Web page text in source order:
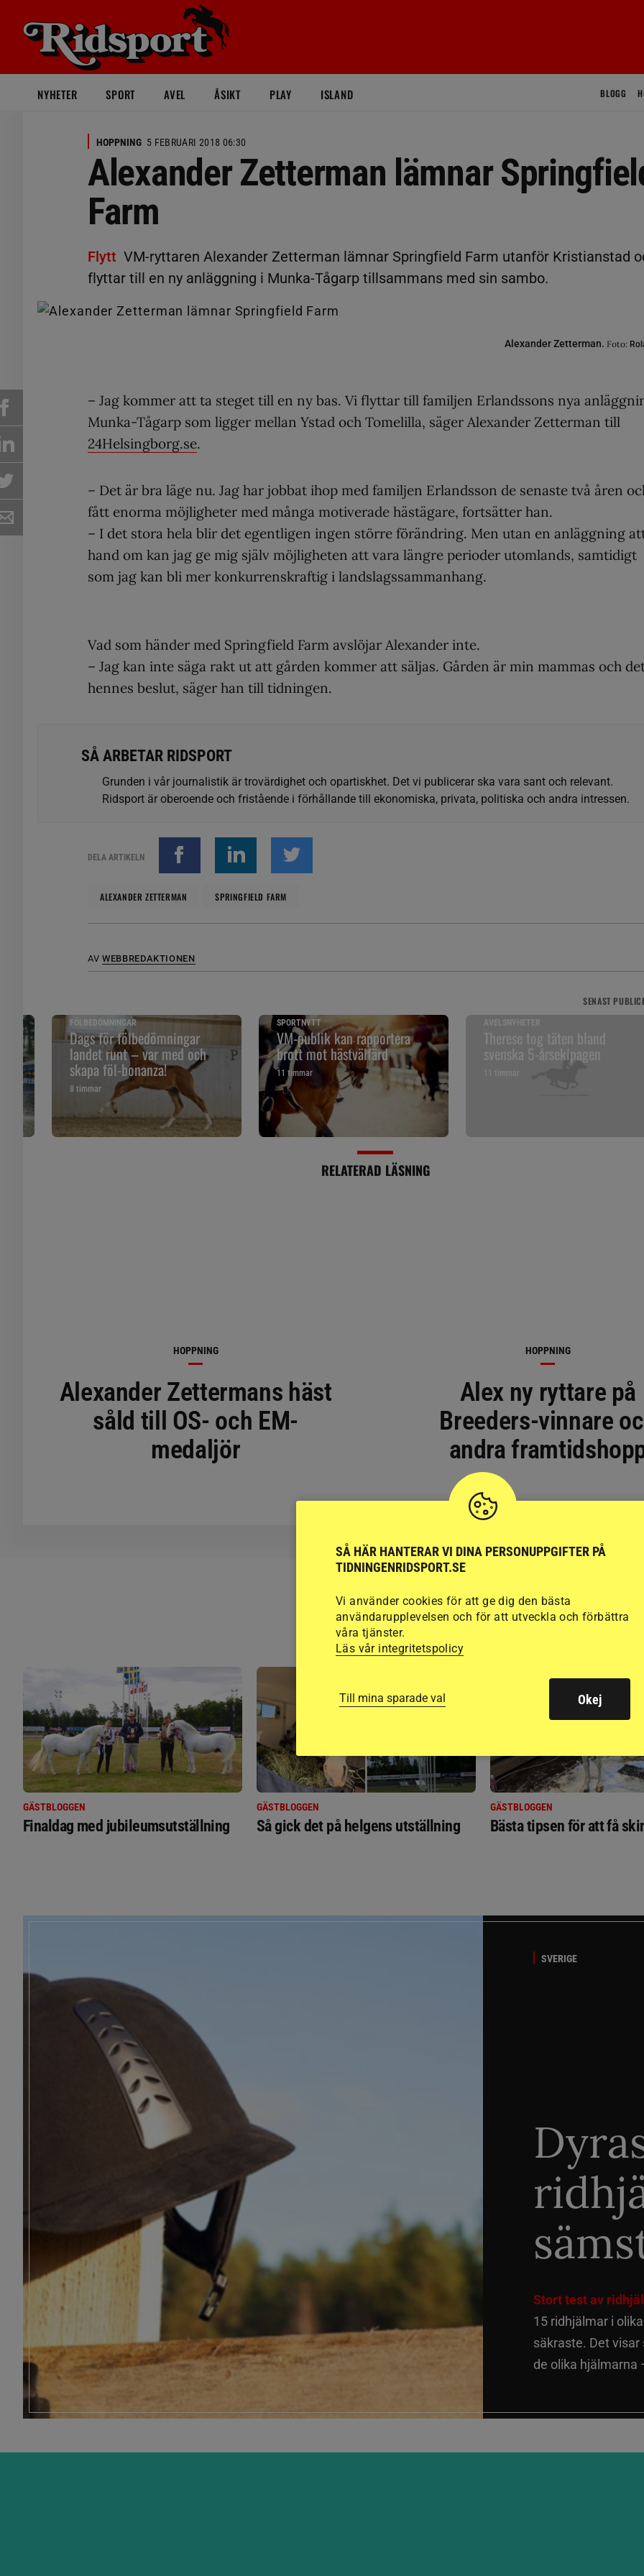
NYHETER SPORT AVEL ÅSIKT PLAY ISLAND BLOGG
HOPPNING 5 FEBRUARI 2018 06:30
Alexander Zetterman lämnar
Farm
Flytt VM-ryttaren Alexander Zetterman lämnar Springfield Farm utanför Kristianstad
flyttar till en ny anläggning i Munka-Tågarp tillsammans med sin sambo.
Alexander Zetterman. Foto:
– Jag kommer att ta steget till en ny bas. Vi flyttar till familjen Erlandssons nya
Munka-Tågarp som ligger mellan Ystad och Tomelilla, säger Alexander Zetterman till
24Helsingborg.se.
– Det är bra läge nu. Jag har jobbat ihop med familjen Erlandsson de senaste två åren
fått enorma möjligheter med många motiverade hästägare, fortsätter han.
– I det stora hela blir det egentligen ingen större förändring. Men utan en anläggning
hand om kan jag ge mig själv möjligheten att vara längre perioder utomlands, samtidigt
som jag kan bli mer konkurrenskraftig i landslagssammanhang.
Vad som händer med Springfield Farm avslöjar Alexander inte.
– Jag kan inte säga rakt ut att gården kommer att säljas. Gården är min mammas och
hennes beslut, säger han till tidningen.
SÅ ARBETAR RIDSPORT
Grunden i vår journalistik är trovärdighet och opartiskhet. Det vi publicerar ska vara sant och relevant.
Ridsport är oberoende och fristående i förhållande till ekonomiska, privata, politiska och andra intressen.
DELA ARTIKELN
ALEXANDER ZETTERMAN SPRINGFIELD FARM
AV WEBBREDAKTIONEN
SENAST
FÖLBEDÖMNINGAR
Dags för fölbedömningar
landet runt – var med och
skapa föl-bonanza!
8 timmar
SPORTNYTT
VM-publik kan rapportera
brott mot hästvälfärd
11 timmar
AVELSNYHETER
Therese tog täten bland
svenska 5-årsekipagen
11 timmar
RELATERAD LÄSNING
HOPPNING
Alexander Zettermans häst
såld till OS- och EM-
medaljör
HOPPNING
Alex ny ryttare på
Breeders-vinnare
andra
BLOGGAR
GÄSTBLOGGEN
Finaldag med jubileumsutställning
GÄSTBLOGGEN
Så gick det på helgens utställning
GÄSTBLOGGEN
Bästa tipsen för att få
SVERIGE
Stort test av
15 ridhjälmar i
säkraste. Det
de olika hjälmarna
SÅ HÄR HANTERAR VI DINA PERSONUPPGIFTER PÅ
TIDNINGENRIDSPORT.SE
Vi använder cookies för att ge dig den bästa
användarupplevelsen och för att utveckla och förbättra
våra tjänster.
Läs vår integritetspolicy
Till mina sparade val Okej